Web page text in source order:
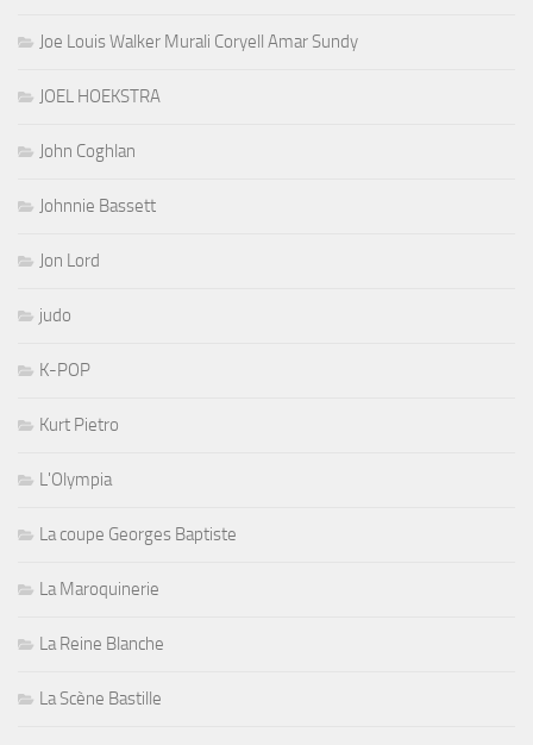
Joe Louis Walker Murali Coryell Amar Sundy
JOEL HOEKSTRA
John Coghlan
Johnnie Bassett
Jon Lord
judo
K-POP
Kurt Pietro
L'Olympia
La coupe Georges Baptiste
La Maroquinerie
La Reine Blanche
La Scène Bastille